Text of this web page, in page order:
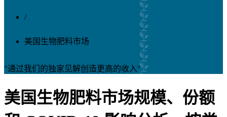
/
美国生物肥料市场
"通过我们的独家见解创造更高的收入"
美国生物肥料市场规模、份额